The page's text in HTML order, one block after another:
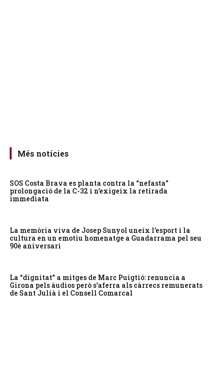
Més notícies
SOS Costa Brava es planta contra la “nefasta”
prolongació de la C-32 i n’exigeix la retirada
immediata
La memòria viva de Josep Sunyol uneix l’esport i la
cultura en un emotiu homenatge a Guadarrama pel seu
90è aniversari
La “dignitat” a mitges de Marc Puigtió: renuncia a
Girona pels àudios però s’aferra als càrrecs remunerats
de Sant Julià i el Consell Comarcal